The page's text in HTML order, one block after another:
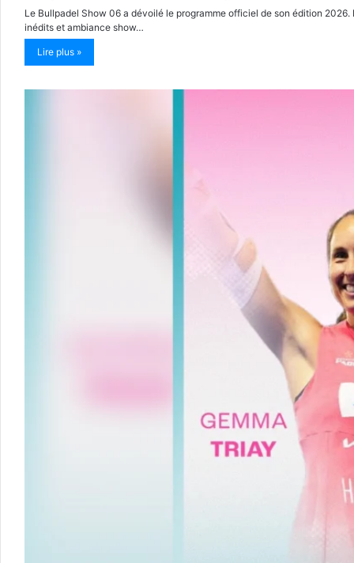
Le Bullpadel Show 06 a dévoilé le programme officiel de son édition
inédits et ambiance show…
Lire plus »